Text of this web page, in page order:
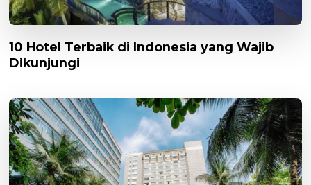
10 Hotel Terbaik di Indonesia yang Wajib
Dikunjungi